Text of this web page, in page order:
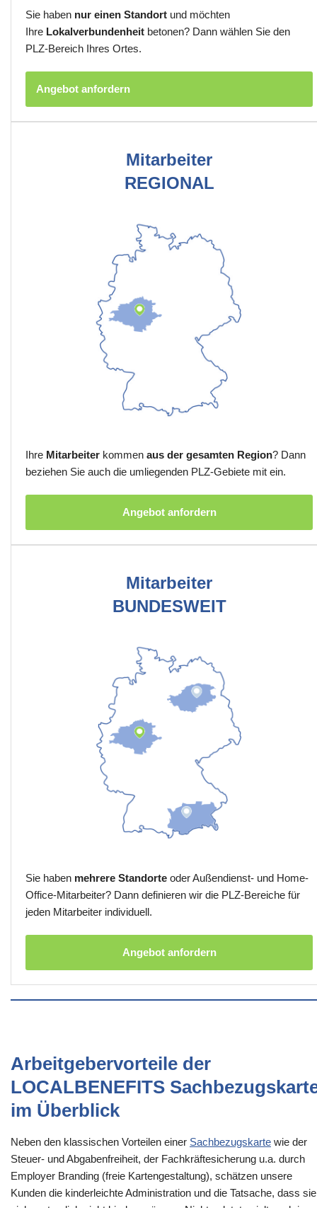
Sie haben nur einen Standort und möchten
Ihre Lokalverbundenheit betonen? Dann wählen Sie den
PLZ-Bereich Ihres Ortes.
Angebot anfordern
Mitarbeiter
REGIONAL
Ihre Mitarbeiter kommen aus der gesamten Region? Dann
beziehen Sie auch die umliegenden PLZ-Gebiete mit ein.
Angebot anfordern
Mitarbeiter
BUNDESWEIT
Sie haben mehrere Standorte oder Außendienst- und Home-
Office-Mitarbeiter? Dann definieren wir die PLZ-Bereiche für
jeden Mitarbeiter individuell.
Angebot anfordern
Arbeitgebervorteile der
LOCALBENEFITS
im Überblick
Neben den klassischen Vorteilen einer Sachbezugskarte wie der
Steuer- und Abgabenfreiheit, der Fachkräftesicherung u.a. durch
Employer Branding (freie Kartengestaltung), schätzen unsere
Kunden die kinderleichte Administration und die Tatsache, dass sie